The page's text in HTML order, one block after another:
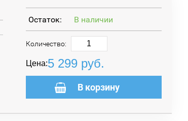
Цена:5 299руб.
Остаток: В наличии
Количество:
В корзину